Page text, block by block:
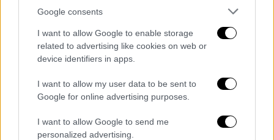
Google consents
I want to allow Google to enable storage
related to advertising like cookies on web or
device identifiers in apps.
I want to allow my user data to be sent to
Google for online advertising purposes.
I want to allow Google to send me
personalized advertising.
Σε κάποια νησιά πάντως θα δοθεί και η
οικονομική ενίσχυση που παρέχεται μέσω
δωρεάς του Φιλανθρωπικού Ιδρύματος
Στέλιος Χατζηιωάννου.
Συγκεκριμένα:
Παρέχεται επιπλέον 1.500 ευρώ
μηνιαίως, πέραν των τακτικών